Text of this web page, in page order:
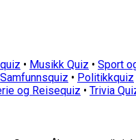
• Musikk Quiz • Sport
Samfunnsquiz • Politikkquiz
og Reisequiz • Trivia